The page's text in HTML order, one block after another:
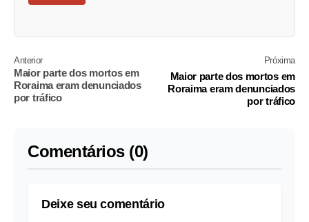
Anterior
Maior parte dos mortos em
Roraima eram denunciados
por tráfico
Próxima
Maior parte dos mortos em
Roraima eram denunciados
por tráfico
Comentários (0)
Deixe seu comentário